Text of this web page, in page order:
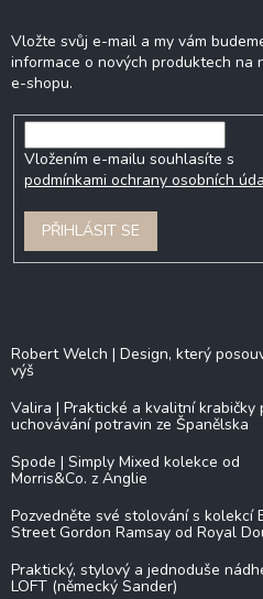
Vložte svůj e-mail a my vám
informace o nových produktech na
e-shopu.
Vložením e-mailu souhlasíte s
podmínkami ochrany osobních
PŘIHLÁSIT SE
Robert Welch | Design, který
výš
Valira | Praktické a kvalitní krabičky
uchovávání potravin ze Španělska
Spode | Simply Mixed kolekce od
Morris&Co. z Anglie
Pozvedněte své stolování s kolekcí
Street Gordon Ramsay od Royal
Praktický, stylový a jednoduše
LOFT (německý Sander)